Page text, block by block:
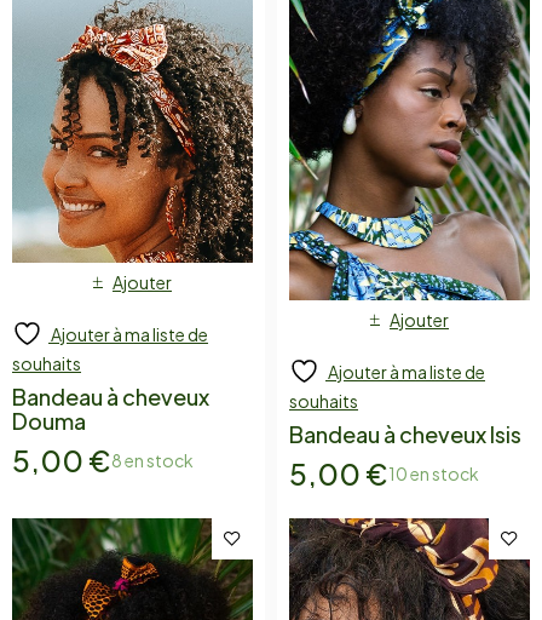
Ajouter
Ajouter à ma liste de
souhaits
Bandeau à cheveux
Douma
5,00 €8 en stock
Ajouter
Ajouter à ma liste de
souhaits
Bandeau à cheveux Isis
5,00 €10 en stock